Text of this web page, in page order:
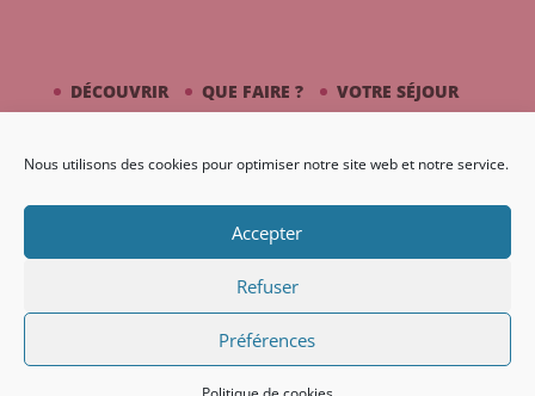
Nous utilisons des cookies pour optimiser notre site web et notre service.
Accepter
Refuser
Préférences
DÉCOUVRIR QUE FAIRE ?
VOTRE SÉJOUR
AGENDA GALERIE
Création Nouveaux Territoires